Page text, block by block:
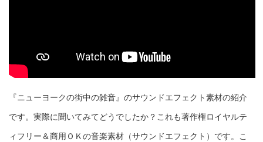
『ニューヨークの街中の雑音』のサウンドエフェクト素材の紹介
です。実際に聞いてみてどうでしたか？これも著作権ロイヤルテ
ィフリー＆商用ＯＫの音楽素材（サウンドエフェクト）です。こ